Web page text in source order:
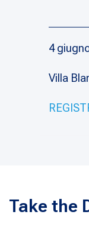
4
Villa
Take the